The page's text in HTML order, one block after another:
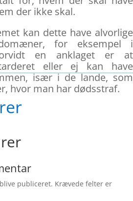
der ikke skal.
kan dette have alvorlige
for eksempel i
en anklaget er at
eller ej kan have
især i de lande, som
hvor man har dødsstraf.
publiceret. Krævede felter er